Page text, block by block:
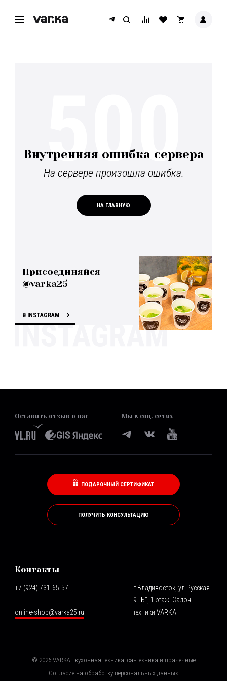
Внутренняя ошибка сервера
На сервере произошла ошибка.
НА ГЛАВНУЮ
500
Присоединяйся
@varka25
В INSTAGRAM
Оставить отзыв о нас Мы в соц. сетях
ПОДАРОЧНЫЙ СЕРТИФИКАТ
ПОЛУЧИТЬ КОНСУЛЬТАЦИЮ
Контакты
+7 (924) 731-65-57
online-shop@varka25.ru
г.Владивосток, ул.Русская
9 "Б", 1 этаж. Салон
техники VARKA
© 2026VARKA - кухонная техника, сантехника и прачечные
Согласие на обработку персональных данных